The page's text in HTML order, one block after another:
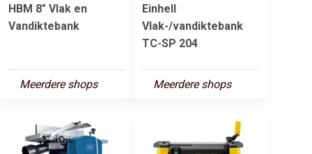
HBM 8" Vlak en
Vandiktebank
Meerdere shops
Einhell
Vlak-/vandiktebank
TC-SP 204
Meerdere shops